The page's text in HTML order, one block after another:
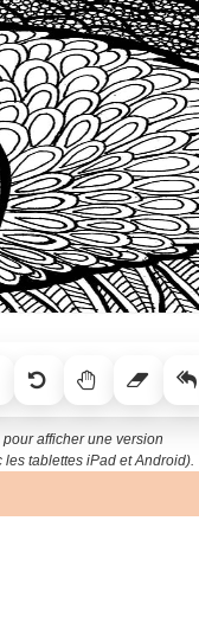
pour afficher une version
tablettes iPad et Android).